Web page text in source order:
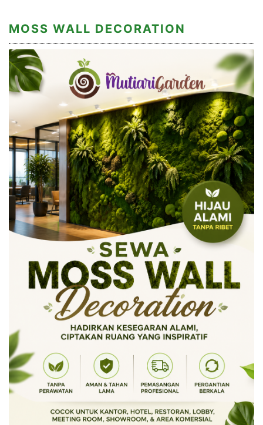
MOSS WALL DECORATION